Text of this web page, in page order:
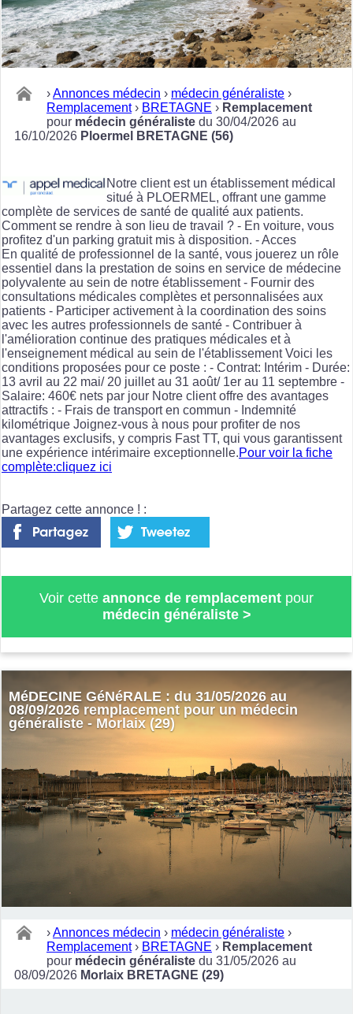
›Annonces médecin › médecin généraliste ›
Remplacement › BRETAGNE › Remplacement
pour médecin généraliste du 30/04/2026 au
16/10/2026 Ploermel BRETAGNE (56)
Notre client est un établissement médical
situé à PLOERMEL, offrant une gamme
complète de services de santé de qualité aux patients.
Comment se rendre à son lieu de travail ? - En voiture, vous
profitez d'un parking gratuit mis à disposition. - Acces
En qualité de professionnel de la santé, vous jouerez un rôle
essentiel dans la prestation de soins en service de médecine
polyvalente au sein de notre établissement - Fournir des
consultations médicales complètes et personnalisées aux
patients - Participer activement à la coordination des soins
avec les autres professionnels de santé - Contribuer à
l'amélioration continue des pratiques médicales et à
l'enseignement médical au sein de l'établissement Voici les
conditions proposées pour ce poste : - Contrat: Intérim - Durée:
13 avril au 22 mai/ 20 juillet au 31 août/ 1er au 11 septembre -
Salaire: 460€ nets par jour Notre client offre des avantages
attractifs : - Frais de transport en commun - Indemnité
kilométrique Joignez-vous à nous pour profiter de nos
avantages exclusifs, y compris Fast TT, qui vous garantissent
une expérience intérimaire exceptionnelle.Pour voir la fiche
complète:cliquez ici
Partagez cette annonce ! :
Voir cette annonce de remplacement pour
médecin généraliste>
MéDECINE GéNéRALE : du 31/05/2026 au
08/09/2026 remplacement pour un médecin
généraliste - Morlaix (29)
›Annonces médecin › médecin généraliste ›
Remplacement › BRETAGNE › Remplacement
pour médecin généraliste du 31/05/2026 au
08/09/2026 Morlaix BRETAGNE (29)